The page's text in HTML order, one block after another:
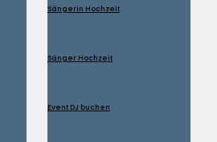
Sängerin Hochzeit
Sänger Hochzeit
Event DJ buchen